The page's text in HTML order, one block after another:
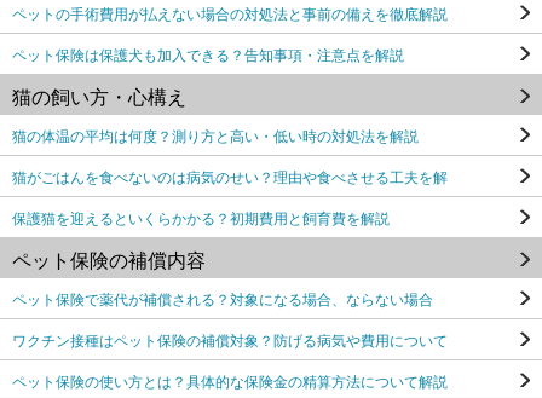
ペットの手術費用が払えない場合の対処法と事前の備えを徹底解説
ペット保険は保護犬も加入できる？告知事項・注意点を解説
猫の飼い方・心構え
猫の体温の平均は何度？測り方と高い・低い時の対処法を解説
猫がごはんを食べないのは病気のせい？理由や食べさせる工夫を解
保護猫を迎えるといくらかかる？初期費用と飼育費を解説
ペット保険の補償内容
ペット保険で薬代が補償される？対象になる場合、ならない場合
ワクチン接種はペット保険の補償対象？防げる病気や費用について
ペット保険の使い方とは？具体的な保険金の精算方法について解説